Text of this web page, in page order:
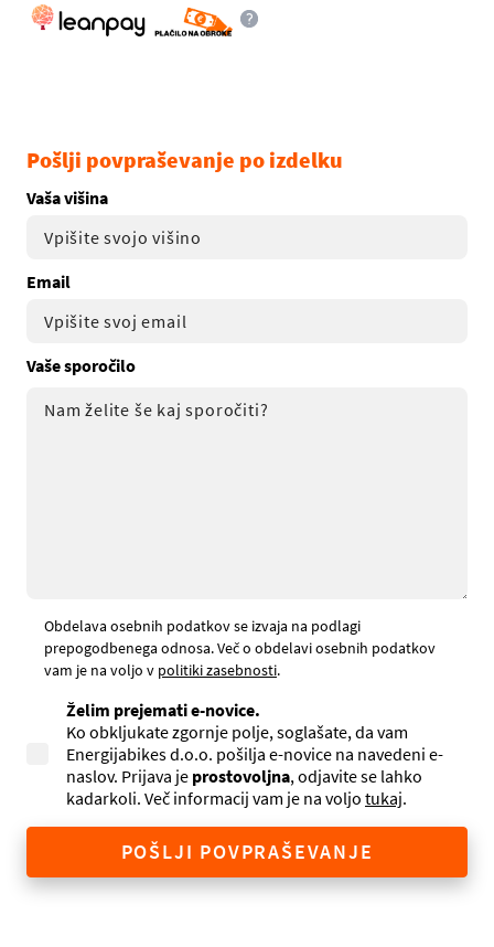
Pošlji povpraševanje po izdelku
Vaša višina
Email
Vaše sporočilo
Obdelava osebnih podatkov se izvaja na podlagi
prepogodbenega odnosa. Več o obdelavi osebnih podatkov
vam je na voljo v politiki zasebnosti.
Želim prejemati e-novice.
Ko obkljukate zgornje polje, soglašate, da vam
Energijabikes d.o.o. pošilja e-novice na navedeni e-
naslov. Prijava je prostovoljna, odjavite se lahko
kadarkoli. Več informacij vam je na voljo tukaj.
POŠLJI POVPRAŠEVANJE